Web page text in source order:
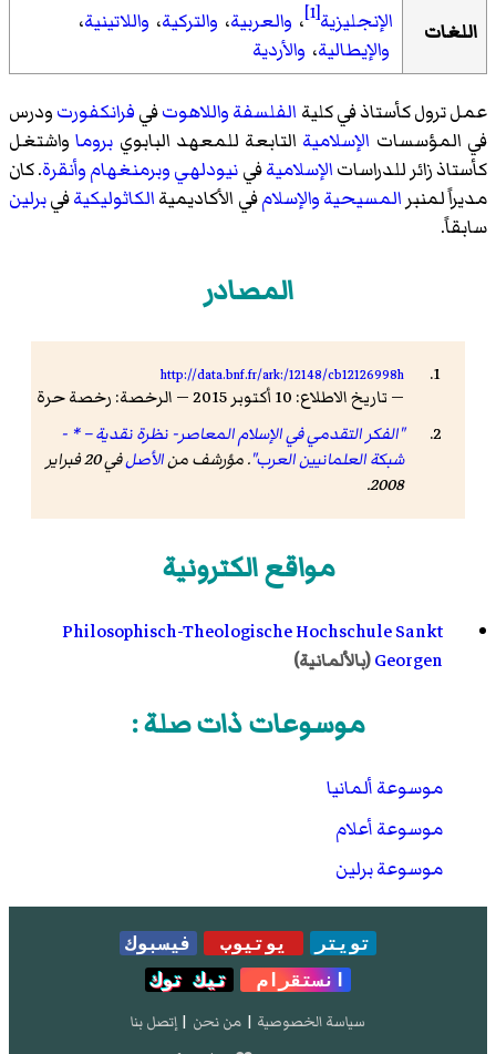
اللغات الإنجليزية[1] ، والعربية، والتركية، واللاتينية،
والإيطالية، والأردية
عمل ترول كأستاذ في كلية الفلسفةواللاهوتفيفرانكفورتودرس
في المؤسسات الإسلامية التابعة للمعهد البابوي بروماواشتغل
كأستاذ زائر للدراساتالإسلاميةفينيودلهيوبرمنغهاموأنقرة. كان
مديراً لمنبرالمسيحيةوالإسلامفي الأكاديميةالكاثوليكيةفيبرلين
سابقاً.
المصادر
http://data.bnf.fr/ark:/12148/cb12126998h
— تاريخ الاطلاع: 10 أكتوبر 2015 — الرخصة: رخصة حرة
"الفكر التقدمي في الإسلام المعاصر- نظرة نقدية – * -
شبكة العلمانيين العرب". مؤرشف منالأصل
في 20 فبراير
2008.
مواقع الكترونية
Philosophisch-Theologische Hochschule Sankt
Georgen(بالألمانية)
موسوعات ذات صلة :
موسوعة ألمانيا
موسوعة أعلام
موسوعة برلين
تويتر يوتيوب
فيسبوك
انستقرام
تيك توك
سياسة الخصوصية | من نحن | إتصل بنا